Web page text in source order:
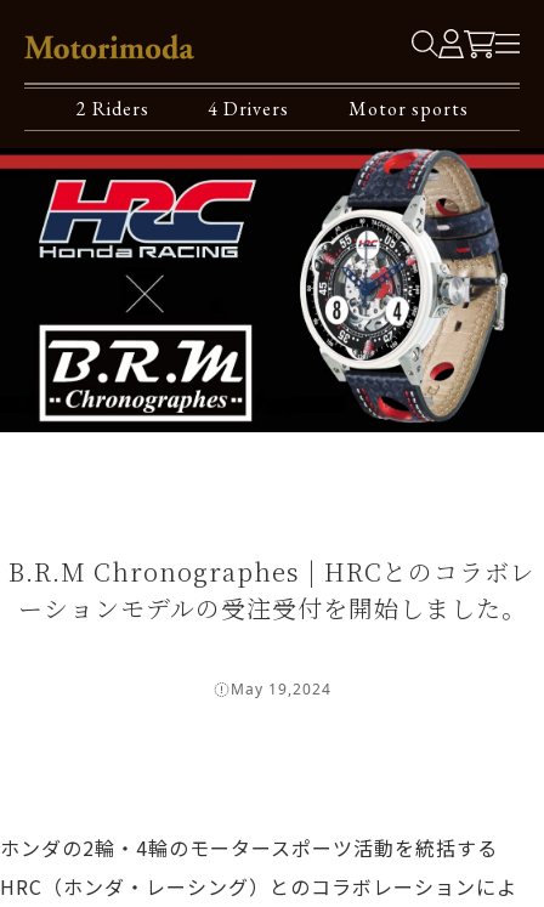
2 Riders 4 Drivers Motor sports
B.R.M Chronographes | HRCとのコラボレ
ーションモデルの受注受付を開始しました。
May 19,2024
ホンダの2輪・4輪のモータースポーツ活動を統括する
HRC（ホンダ・レーシング）とのコラボレーションによ